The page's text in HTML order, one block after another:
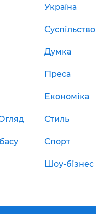
Україна
Суспільство
Думка
Преса
Економіка
Стиль
Спорт
Шоу-бізнес